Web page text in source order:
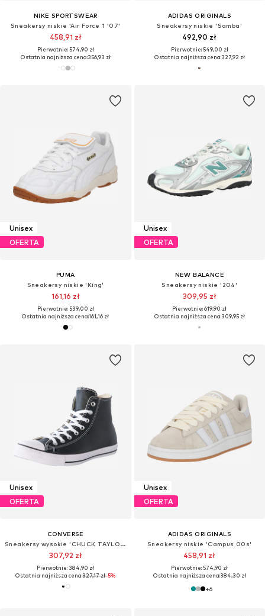
NIKE SPORTSWEAR
Sneakersy niskie 'Air Force 1 '07'
458,91 zł
Pierwotnie: 574,90 zł
Ostatnia najniższa cena:356,93 zł
ADIDAS ORIGINALS
Sneakersy niskie 'Samba'
492,90 zł
Pierwotnie: 549,00 zł
Ostatnia najniższa cena:327,92 zł
Unisex
OFERTA
PUMA
Sneakersy niskie 'King'
161,16 zł
Pierwotnie: 539,00 zł
Ostatnia najniższa cena:161,16 zł
Unisex
OFERTA
NEW BALANCE
Sneakersy niskie '204'
309,95 zł
Pierwotnie: 619,90 zł
Ostatnia najniższa cena:309,95 zł
Unisex
OFERTA
CONVERSE
Sneakersy wysokie 'CHUCK TAYLOR ALL STAR LEATHER'
307,92 zł
Pierwotnie: 384,90 zł
Ostatnia najniższa cena:327,17 zł-5%
Unisex
OFERTA
ADIDAS ORIGINALS
Sneakersy niskie 'Campus 00s'
458,91 zł
Pierwotnie: 574,90 zł
Ostatnia najniższa cena:384,30 zł
+6